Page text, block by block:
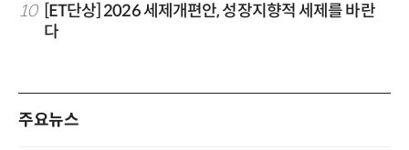
10
[ET단상] 2026 세제개편안, 성장지향적 세제를 바란
다
주요뉴스